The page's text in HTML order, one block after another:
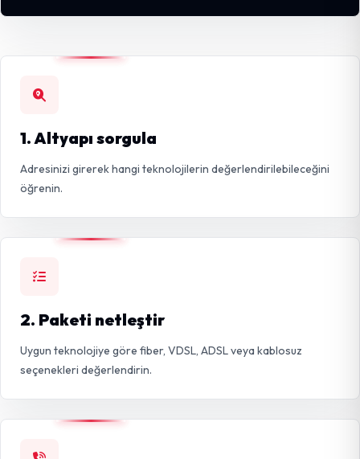
1. Altyapı sorgula
Adresinizi girerek hangi teknolojilerin değerlendirilebileceğini
öğrenin.
2. Paketi netleştir
Uygun teknolojiye göre fiber, VDSL, ADSL veya kablosuz
seçenekleri değerlendirin.